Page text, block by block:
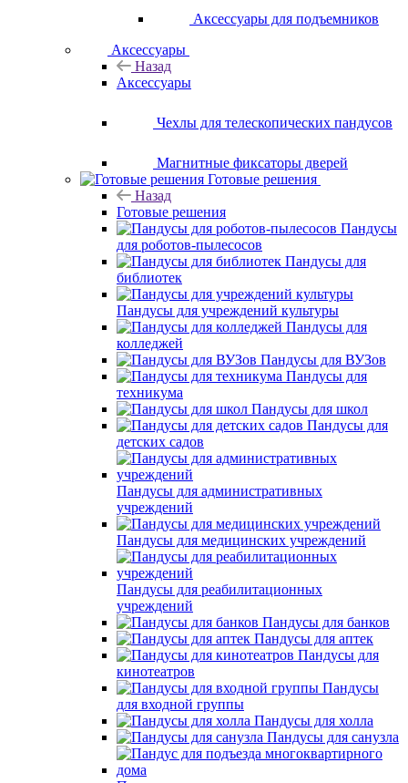
Аксессуары для подъемников
Аксессуары
Назад
Аксессуары
Чехлы для телескопических пандусов
Магнитные фиксаторы дверей
Готовые решения
Назад
Готовые решения
Пандусы
для роботов-пылесосов
Пандусы для
библиотек
Пандусы для учреждений культуры
Пандусы для
колледжей
Пандусы для ВУЗов
Пандусы для
техникума
Пандусы для школ
Пандусы для
детских садов
Пандусы для административных
учреждений
Пандусы для медицинских учреждений
Пандусы для реабилитационных
учреждений
Пандусы для банков
Пандусы для аптек
Пандусы для
кинотеатров
Пандусы
для входной группы
Пандусы для холла
Пандусы для санузла